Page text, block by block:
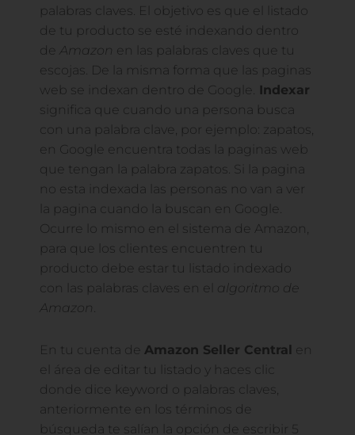
palabras claves. El objetivo es que el listado
de tu producto se esté indexando dentro
de Amazon en las palabras claves que tu
escojas. De la misma forma que las paginas
web se indexan dentro de Google. Indexar
significa que cuando una persona busca
con una palabra clave, por ejemplo: zapatos,
en Google encuentra todas la paginas web
que tengan la palabra zapatos. Si la pagina
no esta indexada las personas no van a ver
la pagina cuando la buscan en Google.
Ocurre lo mismo en el sistema de Amazon,
para que los clientes encuentren tu
producto debe estar tu listado indexado
con las palabras claves en el algoritmo de
Amazon.
En tu cuenta de Amazon Seller Central en
el área de editar tu listado y haces clic
donde dice keyword o palabras claves,
anteriormente en los términos de
búsqueda te salían la opción de escribir 5